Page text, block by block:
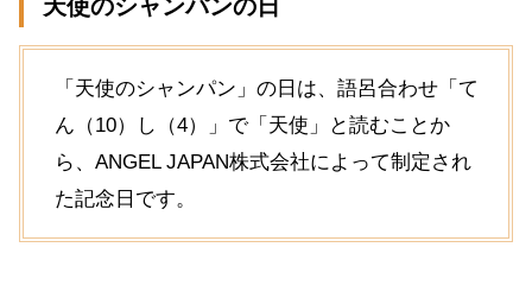
天使のシャンパンの日
「天使のシャンパン」の日は、語呂合わせ「て
ん（10）し（4）」で「天使」と読むことか
ら、ANGEL JAPAN株式会社によって制定され
た記念日です。